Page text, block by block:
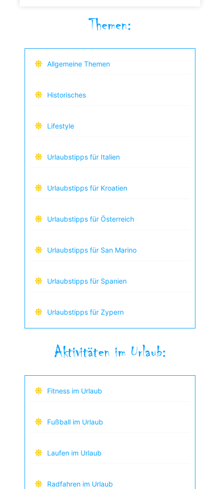
Themen:
Allgemeine Themen
Historisches
Lifestyle
Urlaubstipps für Italien
Urlaubstipps für Kroatien
Urlaubstipps für Österreich
Urlaubstipps für San Marino
Urlaubstipps für Spanien
Urlaubstipps für Zypern
Aktivitäten im Urlaub:
Fitness im Urlaub
Fußball im Urlaub
Laufen im Urlaub
Radfahren im Urlaub